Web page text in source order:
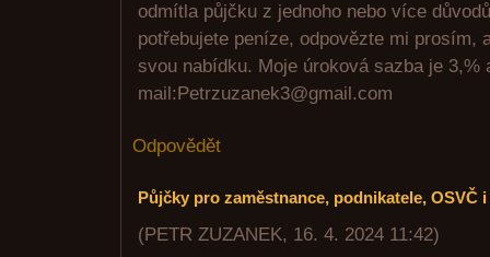
odmítla půjčku z jednoho nebo více
potřebujete peníze, odpovězte mi prosím,
svou nabídku. Moje úroková sazba je 3,%
mail:Petrzuzanek3@gmail.com
Odpovědět
Půjčky pro zaměstnance, podnikatele, OSVČ
(PETR ZUZANEK, 16. 4. 2024 11:42)